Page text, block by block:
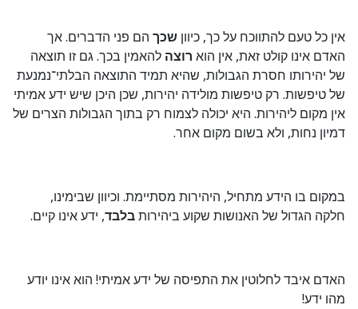
אין כל טעם להתווכח על כך, כיוון שכך הם פני הדברים. אך
האדם אינו קולט זאת, אין הוא רוצה להאמין בכך. גם זו תוצאה
של יהירותו חסרת הגבולות, שהיא תמיד התוצאה הבלתי־נמנעת
של טיפשות. רק טיפשות מולידה יהירות, שכן היכן שיש ידע אמיתי
אין מקום ליהירות. היא יכולה לצמוח רק בתוך הגבולות הצרים של
דמיון נחות, ולא בשום מקום אחר.
במקום בו הידע מתחיל, היהירות מסתיימת. וכיוון שבימינו,
חלקה הגדול של האנושות שקוע ביהירותבלבד, ידע אינו קיים.
האדם איבד לחלוטין את התפיסה של ידע אמיתי! הוא אינו יודע
מהו ידע!